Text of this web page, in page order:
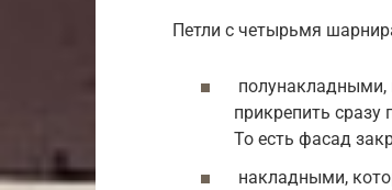
Петли с четырьмя
полунакладными,
прикрепить сразу
То есть фасад
накладными,